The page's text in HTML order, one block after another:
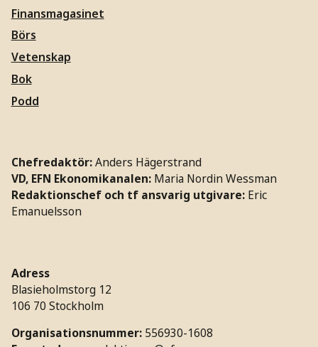
Finansmagasinet
Börs
Vetenskap
Bok
Podd
Chefredaktör:Anders Hägerstrand
VD, EFN Ekonomikanalen: Maria Nordin Wessman
Redaktionschef och tf ansvarig utgivare: Eric
Emanuelsson
Adress
Blasieholmstorg 12
106 70 Stockholm
Organisationsnummer: 556930-1608